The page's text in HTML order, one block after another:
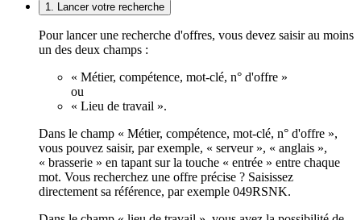
1. Lancer votre recherche
Pour lancer une recherche d'offres, vous devez saisir au moins
un des deux champs :
« Métier, compétence, mot-clé, n° d'offre »
ou
« Lieu de travail ».
Dans le champ « Métier, compétence, mot-clé, n° d'offre »,
vous pouvez saisir, par exemple, « serveur », « anglais »,
« brasserie » en tapant sur la touche « entrée » entre chaque
mot. Vous recherchez une offre précise ? Saisissez
directement sa référence, par exemple 049RSNK.